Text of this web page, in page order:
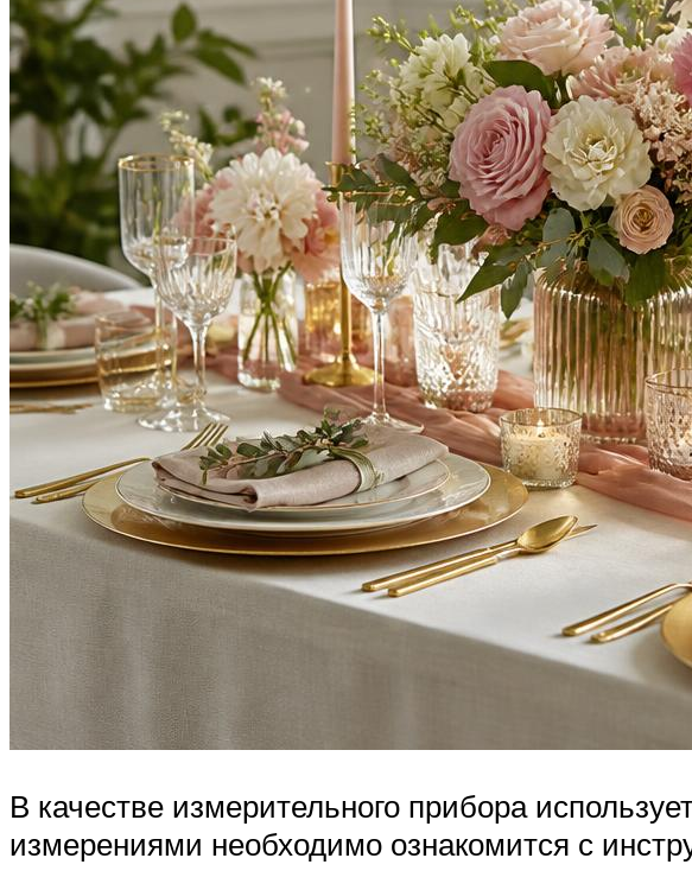
В качестве измерительного прибора
измерениями необходимо ознакомится с